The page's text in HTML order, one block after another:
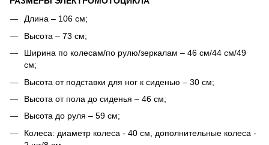
Длина – 106 см;
Высота – 73 см;
Ширина по колесам/по рулю/зеркалам – 46 см/44 см/49
см;
Высота от подставки для ног к сиденью – 30 см;
Высота от пола до сиденья – 46 см;
Высота до руля – 59 см;
Колеса: диаметр колеса - 40 см, дополнительные колеса -